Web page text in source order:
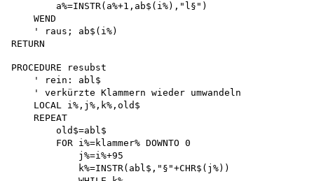
        a%=INSTR(a%+1,ab$(i%),"l§")
    WEND
    ' raus; ab$(i%)
PROCEDURE resubst
    ' rein: abl$
    ' verkürzte Klammern wieder umwandeln
    LOCAL i%,j%,k%,old$
    REPEAT
        old$=abl$
        FOR i%=klammer% DOWNTO 0
            j%=i%+95
            k%=INSTR(abl$,"§"+CHR$(j%))